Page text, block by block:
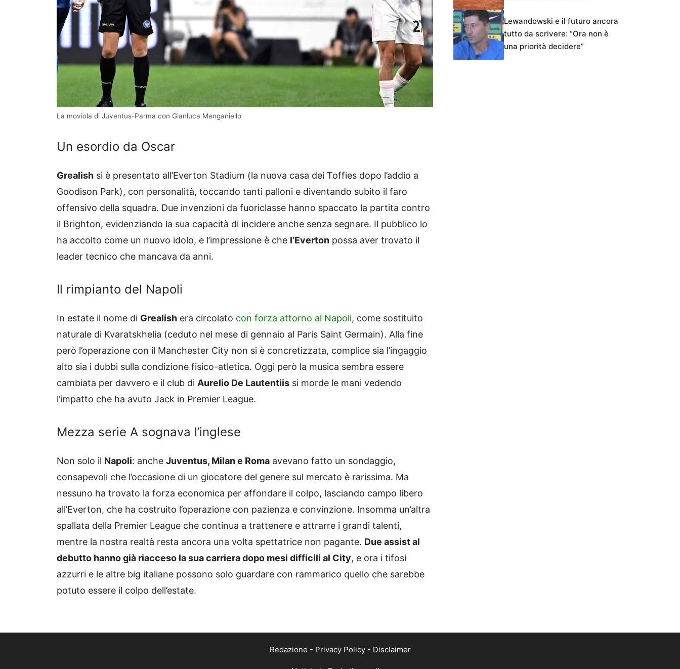
La moviola di Juventus-Parma con Gianluca Manganiello
Un esordio da Oscar
Grealish si è presentato all’Everton Stadium (la nuova casa dei Toffies dopo l’addio a
Goodison Park), con personalità, toccando tanti palloni e diventando subito il faro
offensivo della squadra. Due invenzioni da fuoriclasse hanno spaccato la partita contro
il Brighton, evidenziando la sua capacità di incidere anche senza segnare. Il pubblico lo
ha accolto come un nuovo idolo, e l’impressione è che l’Everton possa aver trovato il
leader tecnico che mancava da anni.
Il rimpianto del Napoli
In estate il nome di Grealish era circolato con forza attorno al Napoli, come sostituito
naturale di Kvaratskhelia (ceduto nel mese di gennaio al Paris Saint Germain). Alla fine
però l’operazione con il Manchester City non si è concretizzata, complice sia l’ingaggio
alto sia i dubbi sulla condizione fisico-atletica. Oggi però la musica sembra essere
cambiata per davvero e il club di Aurelio De Lautentiis si morde le mani vedendo
l’impatto che ha avuto Jack in Premier League.
Mezza serie A sognava l’inglese
Non solo il Napoli: anche Juventus, Milan e Roma avevano fatto un sondaggio,
consapevoli che l’occasione di un giocatore del genere sul mercato è rarissima. Ma
nessuno ha trovato la forza economica per affondare il colpo, lasciando campo libero
all’Everton, che ha costruito l’operazione con pazienza e convinzione. Insomma un’altra
spallata della Premier League che continua a trattenere e attrarre i grandi talenti,
mentre la nostra realtà resta ancora una volta spettatrice non pagante. Due assist al
debutto hanno già riacceso la sua carriera dopo mesi difficili al City, e ora i tifosi
azzurri e le altre big italiane possono solo guardare con rammarico quello che sarebbe
potuto essere il colpo dell’estate.
Lewandowski e il futuro ancora
tutto da scrivere: “Ora non è
una priorità decidere”
Redazione - Privacy Policy- Disclaimer